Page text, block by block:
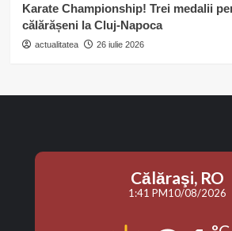
Karate Championship! Trei medalii
călărășeni la Cluj-Napoca
actualitatea 26 iulie 2026
Călăraşi, RO
1:41 PM10/08/2026